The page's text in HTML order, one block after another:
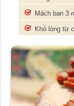
Mách bạn 3
Khó lòng từ